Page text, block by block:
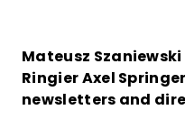
Mateusz Szaniewski
Ringier Axel
newsletters and